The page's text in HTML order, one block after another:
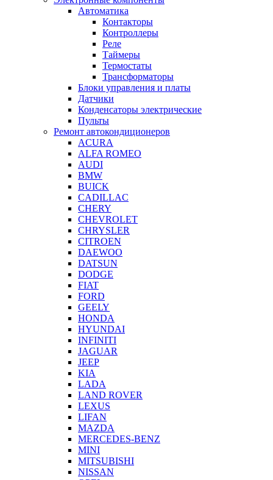
Автоматика
Контакторы
Контроллеры
Реле
Таймеры
Термостаты
Трансформаторы
Блоки управления и платы
Датчики
Конденсаторы электрические
Пульты
Ремонт автокондиционеров
ACURA
ALFA ROMEO
AUDI
BMW
BUICK
CADILLAC
CHERY
CHEVROLET
CHRYSLER
CITROEN
DAEWOO
DATSUN
DODGE
FIAT
FORD
GEELY
HONDA
HYUNDAI
INFINITI
JAGUAR
JEEP
KIA
LADA
LAND ROVER
LEXUS
LIFAN
MAZDA
MERCEDES-BENZ
MINI
MITSUBISHI
NISSAN